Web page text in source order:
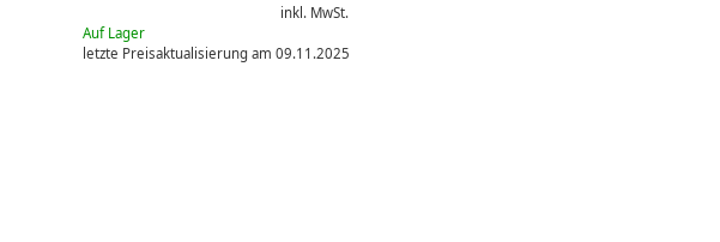
inkl. MwSt.
Auf Lager
letzte Preisaktualisierung am 09.11.2025